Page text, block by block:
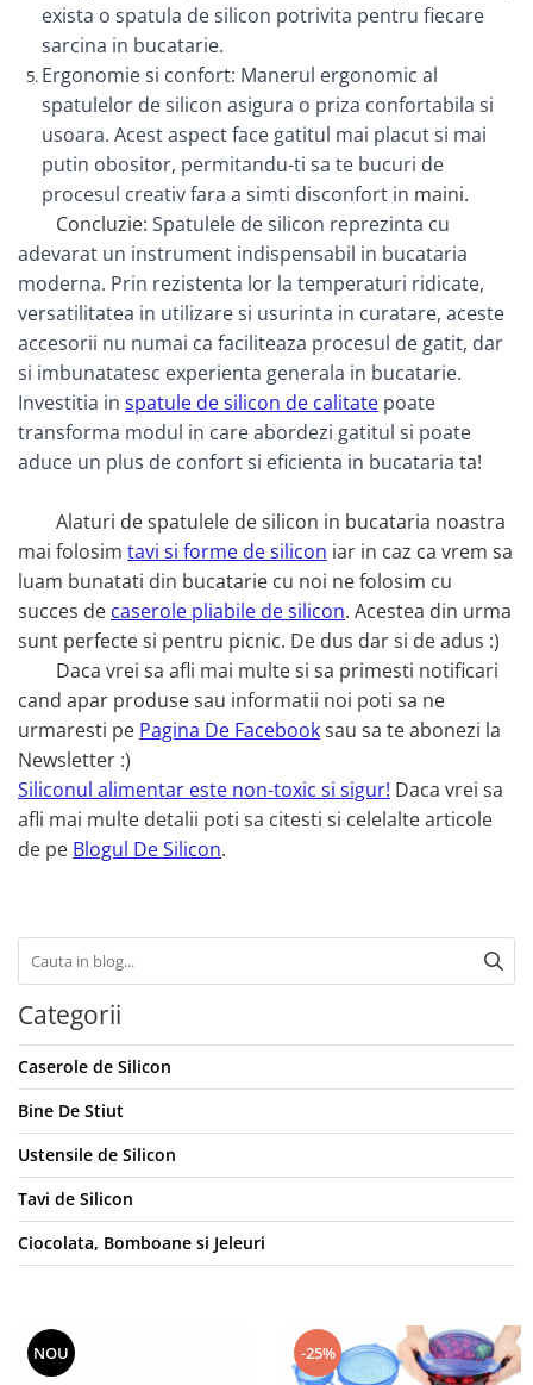
exista o spatula de silicon potrivita pentru fiecare
sarcina in bucatarie.
Ergonomie si confort: Manerul ergonomic al
spatulelor de silicon asigura o priza confortabila si
usoara. Acest aspect face gatitul mai placut si mai
putin obositor, permitandu-ti sa te bucuri de
procesul creativ fara a simti disconfort in maini.
Concluzie: Spatulele de silicon reprezinta cu
adevarat un instrument indispensabil in bucataria
moderna. Prin rezistenta lor la temperaturi ridicate,
versatilitatea in utilizare si usurinta in curatare, aceste
accesorii nu numai ca faciliteaza procesul de gatit, dar
si imbunatatesc experienta generala in bucatarie.
Investitia in spatule de silicon de calitate poate
transforma modul in care abordezi gatitul si poate
aduce un plus de confort si eficienta in bucataria ta!
Alaturi de spatulele de silicon in bucataria noastra
mai folosim tavi si forme de silicon iar in caz ca vrem sa
luam bunatati din bucatarie cu noi ne folosim cu
succes de caserole pliabile de silicon. Acestea din urma
sunt perfecte si pentru picnic. De dus dar si de adus :)
Daca vrei sa afli mai multe si sa primesti notificari
cand apar produse sau informatii noi poti sa ne
urmaresti pe Pagina De Facebooksau sa te abonezi la
Newsletter :)
Siliconul alimentar este non-toxic si sigur! Daca vrei sa
afli mai multe detalii poti sa citesti si celelalte articole
de pe Blogul De Silicon.
Categorii
Caserole de Silicon
Bine De Stiut
Ustensile de Silicon
Tavi de Silicon
Ciocolata, Bomboane si Jeleuri
NOU -25%